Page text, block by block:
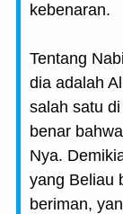
kebenaran.
Tentang
dia adalah
salah satu
benar
Nya.
yang Beliau
beriman,